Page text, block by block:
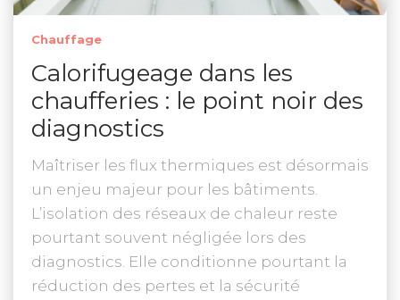
Chauffage
Calorifugeage dans les
chaufferies : le point noir des
diagnostics
Maîtriser les flux thermiques est désormais
un enjeu majeur pour les bâtiments.
L’isolation des réseaux de chaleur reste
pourtant souvent négligée lors des
diagnostics. Elle conditionne pourtant la
réduction des pertes et la sécurité